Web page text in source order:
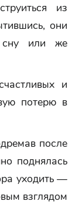
из
они
сну или же
и
потерю в
после
поднялась
уходить —
взглядом